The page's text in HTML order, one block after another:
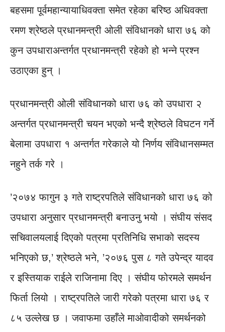
बहसमा पूर्वमहान्यायाधिवक्ता समेत रहेका बरिष्ठ अधिवक्ता
रमण श्रेष्ठले प्रधानमन्त्री ओली संविधानको धारा ७६ को
कुन उपधाराअन्तर्गत प्रधानमन्त्री रहेको हो भन्ने प्रश्न
उठाएका हुन् ।
प्रधानमन्त्री ओली संविधानको धारा ७६ को उपधारा २
अन्तर्गत प्रधानमन्त्री चयन भएको भन्दै श्रेष्ठले विघटन गर्ने
बेलामा उपधारा १ अन्तर्गत गरेकाले यो निर्णय संविधानसम्मत
नहुने तर्क गरे ।
’२०७४ फागुन ३ गते राष्ट्रपतिले संविधानको धारा ७६ को
उपधारा अनुसार प्रधानमन्त्री बनाउनु भयो । संघीय संसद
सचिवालयलाई दिएको पत्रमा प्रतिनिधि सभाको सदस्य
भनिएको छ,’ श्रेष्ठले भने, ’२०७६ पुस ८ गते उपेन्द्र यादव
र इस्तियाक राईले राजिनामा दिए । संघीय फोरमले समर्थन
फिर्ता लियो । राष्ट्रपतिले जारी गरेको पत्रमा धारा ७६ र
८५ उल्लेख छ । जवाफमा उहाँले माओवादीको समर्थनको